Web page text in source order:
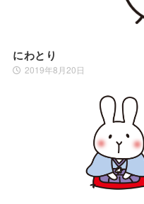
にわとり
2019年8月20日